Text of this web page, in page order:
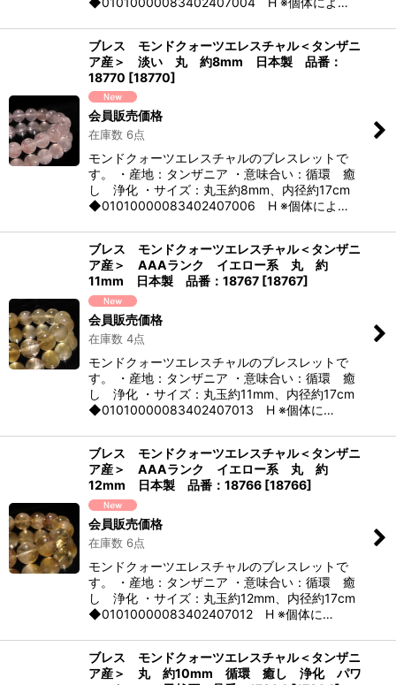
ブレス モンドクォーツエレスチャル＜タンザニ
ア産＞ 淡い 丸 約8mm 日本製 品番：
18770 [18770]
会員販売価格
在庫数 6点
モンドクォーツエレスチャルのブレスレットで
す。 ・産地：タンザニア ・意味合い：循環 癒
し 浄化 ・サイズ：丸玉約8mm、内径約17cm
◆01010000083402407006 H ※個体によ…
ブレス モンドクォーツエレスチャル＜タンザニ
ア産＞ AAAランク イエロー系 丸 約
11mm 日本製 品番：18767 [18767]
会員販売価格
在庫数 4点
モンドクォーツエレスチャルのブレスレットで
す。 ・産地：タンザニア ・意味合い：循環 癒
し 浄化 ・サイズ：丸玉約11mm、内径約17cm
◆01010000083402407013 H ※個体に…
ブレス モンドクォーツエレスチャル＜タンザニ
ア産＞ AAAランク イエロー系 丸 約
12mm 日本製 品番：18766 [18766]
会員販売価格
在庫数 6点
モンドクォーツエレスチャルのブレスレットで
す。 ・産地：タンザニア ・意味合い：循環 癒
し 浄化 ・サイズ：丸玉約12mm、内径約17cm
◆01010000083402407012 H ※個体に…
ブレス モンドクォーツエレスチャル＜タンザニ
ア産＞ 丸 約10mm 循環 癒し 浄化 パワ